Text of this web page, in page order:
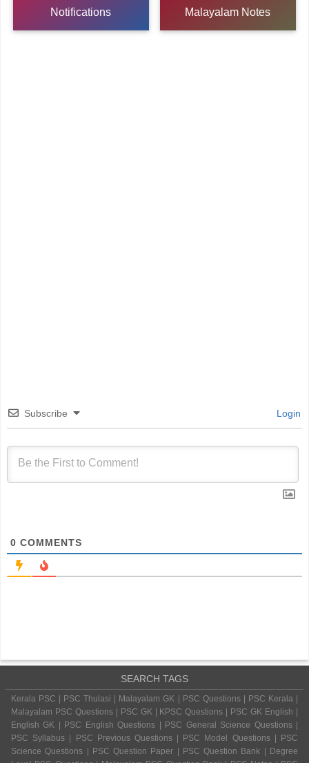
Notifications Malayalam Notes
Subscribe Login
0 COMMENTS
SEARCH TAGS
Kerala PSC | PSC Thulasi | Malayalam GK | PSC Questions | PSC Kerala |
Malayalam PSC Questions | PSC GK | KPSC Questions | PSC GK English |
English GK | PSC English Questions | PSC General Science Questions |
PSC Syllabus | PSC Previous Questions | PSC Model Questions | PSC
Science Questions | PSC Question Paper | PSC Question Bank | Degree